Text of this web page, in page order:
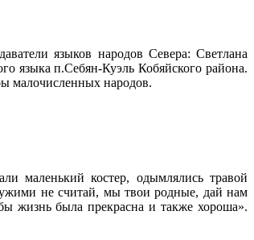
языков народов Севера: Светлана
языка п.Себян-Куэль Кобяйского района.
малочисленных народов.
маленький костер, одымлялись травой
не считай, мы твои родные, дай нам
жизнь была прекрасна и также хороша».